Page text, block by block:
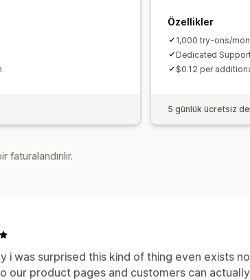
Özellikler
1,000 try-ons/
Dedicated
$0.12 per
5 günlük ücretsiz
i was surprised this kind of thing even exists
our product pages and customers can